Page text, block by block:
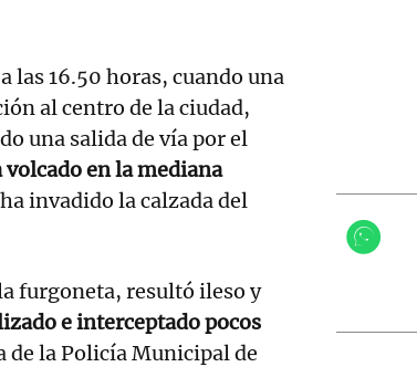
las 16.50 horas, cuando una
al centro de la ciudad,
una salida de vía por el
volcado en la mediana
invadido la calzada del
furgoneta, resultó ileso y
e interceptado pocos
de la Policía Municipal de